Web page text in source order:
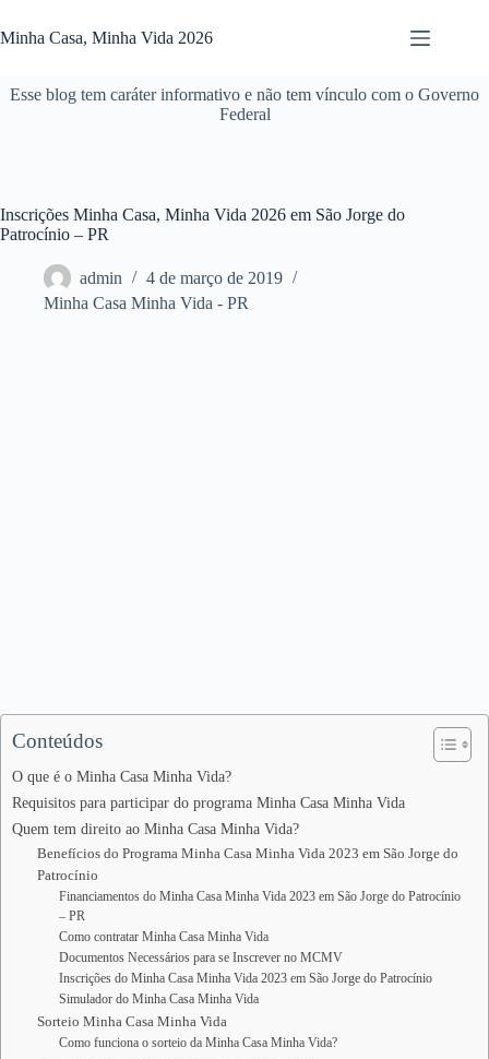
para
o
Minha Casa, Minha Vida 2026
Esse blog tem caráter informativo e não tem vínculo com o Governo
Federal
Inscrições Minha Casa, Minha Vida 2026 em São Jorge do
Patrocínio – PR
admin
4 de março de 2019
Minha Casa Minha Vida - PR
Conteúdos
O que é o Minha Casa Minha Vida?
Requisitos para participar do programa Minha Casa Minha Vida
Quem tem direito ao Minha Casa Minha Vida?
Benefícios do Programa Minha Casa Minha Vida 2023 em São Jorge do
Patrocínio
Financiamentos do Minha Casa Minha Vida 2023 em São Jorge do Patrocínio
– PR
Como contratar Minha Casa Minha Vida
Documentos Necessários para se Inscrever no MCMV
Inscrições do Minha Casa Minha Vida 2023 em São Jorge do Patrocínio
Simulador do Minha Casa Minha Vida
Sorteio Minha Casa Minha Vida
Como funciona o sorteio da Minha Casa Minha Vida?